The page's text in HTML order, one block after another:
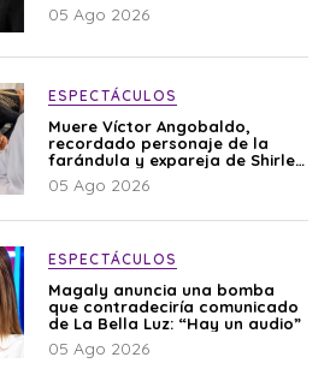
05 Ago 2026
ESPECTÁCULOS
Muere Víctor Angobaldo,
recordado personaje de la
farándula y expareja de Shirley
Cherres
05 Ago 2026
ESPECTÁCULOS
Magaly anuncia una bomba
que contradeciría comunicado
de La Bella Luz: “Hay un audio”
05 Ago 2026